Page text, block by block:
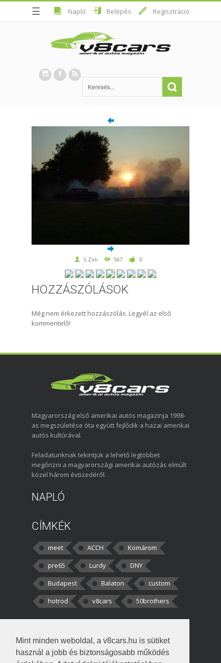
Mint minden weboldal, a v8cars.hu is sütiket
használ a jobb és biztonságosabb működés
☰ Napló Belépés Regisztráció
S.Zoli 567 0
HOZZÁSZÓLÁSOK
Még nem érkezett hozzászólás. Legyél az első
kommentelő!
Magyarország első amerikai autós magazinja 1998-
as megszületése óta együtt fejlődik a hazai amerikai
autós kultúrával.
Feladatunknak tekintjük a lehető legtöbbet
megőrizni a magyarországi amerikai autózás elmúlt
közel három évtizedéről.
NAPLÓ
CÍMKÉK
meet ACCH
Komárom
pre65
Lurdy
DNY
Budapest
Balaton
custom
hotrod
v8cars 50brothers
kortisz:Elszúrtam! Én csak két
darabbaal számoltam. Nem tudtam, hogy fél autót,